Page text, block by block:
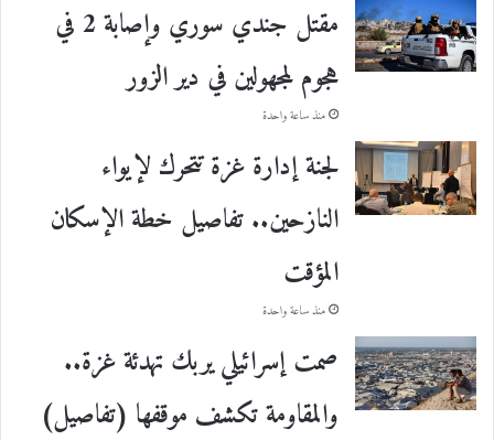
مقتل جندي سوري وإصابة 2 في
هجوم لمجهولين في دير الزور
منذ ساعة واحدة
لجنة إدارة غزة تتحرك لإيواء
النازحين.. تفاصيل خطة الإسكان
المؤقت
منذ ساعة واحدة
صمت إسرائيلي يربك تهدئة غزة..
والمقاومة تكشف موقفها (تفاصيل)